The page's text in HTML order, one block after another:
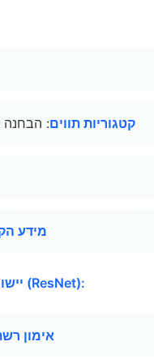
קטגוריות תווים: הבחנה
מידע
יישומים של רשת שאריתית (ResNet):
אימון